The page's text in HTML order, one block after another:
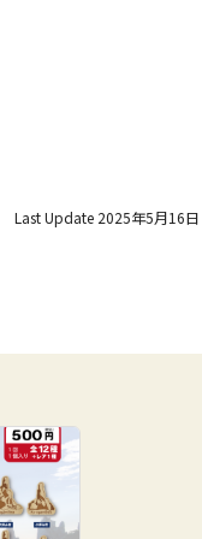
Last Update 2025年5月16日